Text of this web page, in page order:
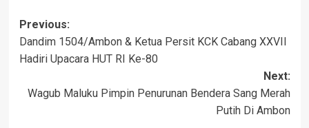
Post
navigation
Previous:
Dandim 1504/Ambon & Ketua Persit KCK Cabang XXVII
Hadiri Upacara HUT RI Ke-80
Next:
Wagub Maluku Pimpin Penurunan Bendera Sang Merah
Putih Di Ambon